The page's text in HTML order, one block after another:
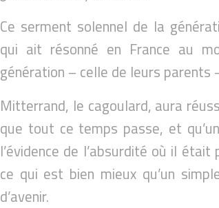
Ce serment solennel de la
qui ait résonné en France au
génération – celle de leurs
Mitterrand, le cagoulard, aura
que tout ce temps passe, et
l’évidence de l’absurdité où il
ce qui est bien mieux qu’un
d’avenir.